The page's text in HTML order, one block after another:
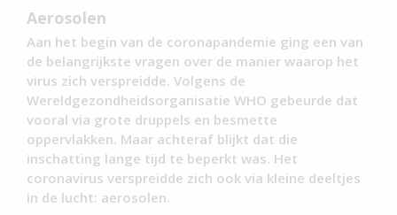
Aerosolen
Aan het begin van de coronapandemie ging een van
de belangrijkste vragen over de manier waarop het
virus zich verspreidde. Volgens de
Wereldgezondheidsorganisatie WHO gebeurde dat
vooral via grote druppels en besmette
oppervlakken. Maar achteraf blijkt dat die
inschatting lange tijd te beperkt was. Het
coronavirus verspreidde zich ook via kleine deeltjes
in de lucht: aerosolen.